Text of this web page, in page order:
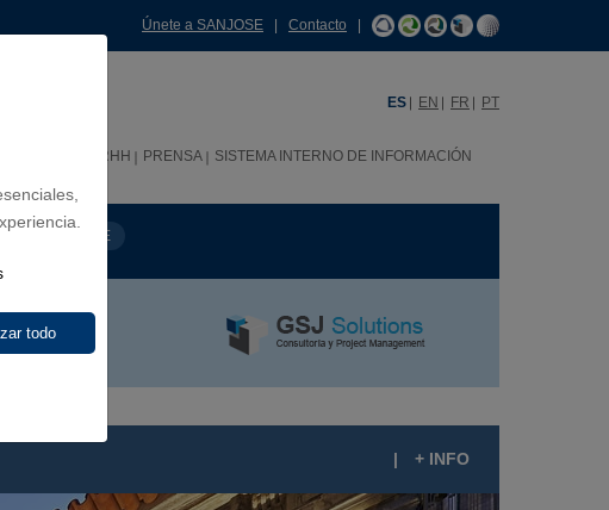
Únete a SANJOSE Contacto
ES EN FR PT
RRHH PRENSA SISTEMA INTERNO DE INFORMACIÓN
POR NOMBRE
| + INFO